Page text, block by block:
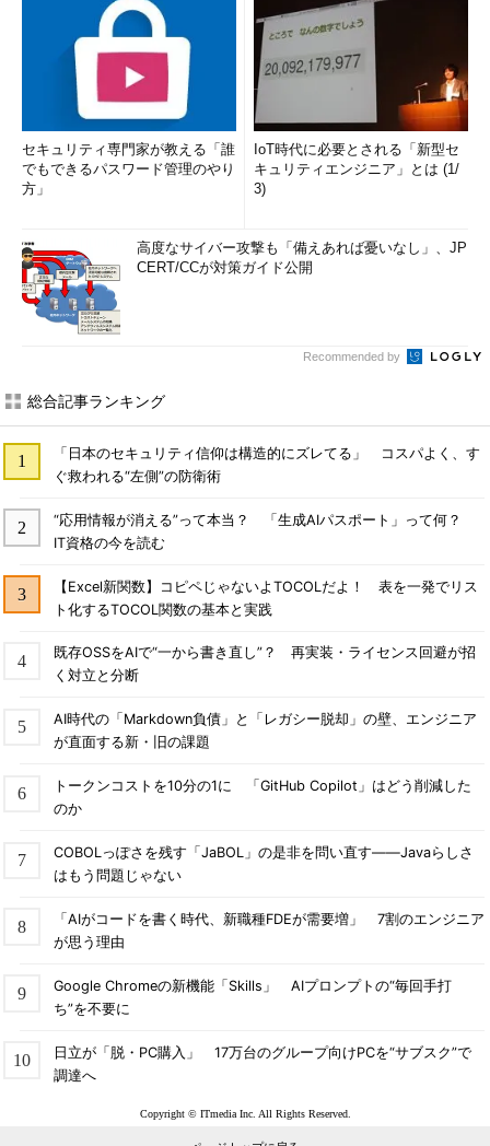
セキュリティ専門家が教える「誰
でもできるパスワード管理のやり
方」
IoT時代に必要とされる「新型セ
キュリティエンジニア」とは (1/
3)
高度なサイバー攻撃も「備えあれば憂いなし」、JP
CERT/CCが対策ガイド公開
Recommended by
総合記事ランキング
「日本のセキュリティ信仰は構造的にズレてる」 コスパよく、す
ぐ救われる“左側”の防衛術
“応用情報が消える”って本当？ 「生成AIパスポート」って何？
IT資格の今を読む
【Excel新関数】コピペじゃないよTOCOLだよ！ 表を一発でリス
ト化するTOCOL関数の基本と実践
既存OSSをAIで“一から書き直し”？ 再実装・ライセンス回避が招
く対立と分断
AI時代の「Markdown負債」と「レガシー脱却」の壁、エンジニア
が直面する新・旧の課題
トークンコストを10分の1に 「GitHub Copilot」はどう削減した
のか
COBOLっぽさを残す「JaBOL」の是非を問い直す――Javaらしさ
はもう問題じゃない
「AIがコードを書く時代、新職種FDEが需要増」 7割のエンジニア
が思う理由
Google Chromeの新機能「Skills」 AIプロンプトの“毎回手打
ち”を不要に
日立が「脱・PC購入」 17万台のグループ向けPCを“サブスク”で
調達へ
Copyright © ITmedia Inc. All Rights Reserved.